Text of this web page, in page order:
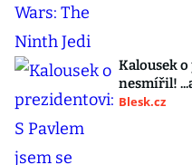
Kalousek o
nesmířil!
Blesk.cz